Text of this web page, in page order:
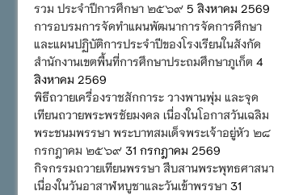
รวม ประจำปีการศึกษา ๒๕๖๙ 5 สิงหาคม 2569
การอบรมการจัดทำแผนพัฒนาการจัดการศึกษา
และแผนปฏิบัติการประจำปีของโรงเรียนในสังกัด
สำนักงานเขตพื้นที่การศึกษาประถมศึกษาภูเก็ต 4
สิงหาคม 2569
พิธีถวายเครื่องราชสักการะ วางพานพุ่ม และจุด
เทียนถวายพระพรชัยมงคล เนื่องในโอกาสวันเฉลิม
พระชนมพรรษา พระบาทสมเด็จพระเจ้าอยู่หัว ๒๘
กรกฎาคม ๒๕๖๙ 31 กรกฎาคม 2569
กิจกรรมถวายเทียนพรรษา สืบสานพระพุทธศาสนา
เนื่องในวันอาสาฬหบูชาและวันเข้าพรรษา 31